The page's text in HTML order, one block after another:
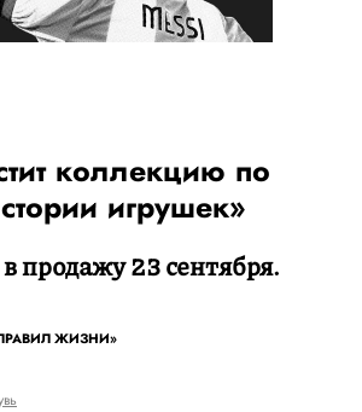
коллекцию по
игрушек»
продажу 23 сентября.
ЖИЗНИ»